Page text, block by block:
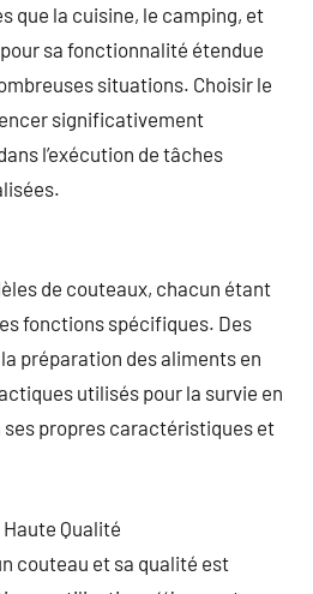
que la cuisine, le camping, et
sa fonctionnalité étendue
situations. Choisir le
significativement
l’exécution de tâches
de couteaux, chacun étant
fonctions spécifiques. Des
préparation des aliments en
utilisés pour la survie en
ses propres caractéristiques et
Qualité
couteau et sa qualité est